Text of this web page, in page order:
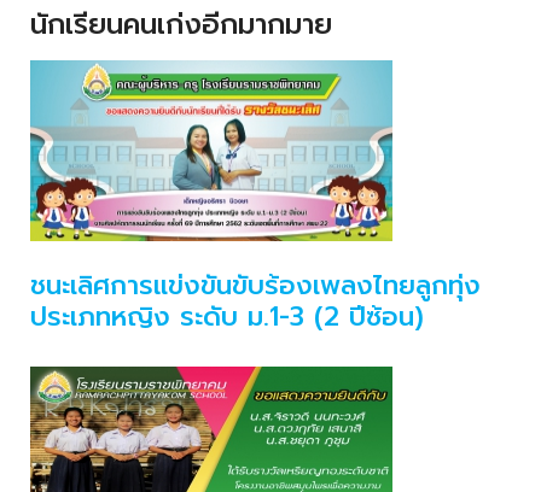
นักเรียนคนเก่งอีกมากมาย
ชนะเลิศการแข่งขันขับร้องเพลงไทยลูกทุ่ง
ประเภทหญิง ระดับ ม.1-3 (2 ปีซ้อน)